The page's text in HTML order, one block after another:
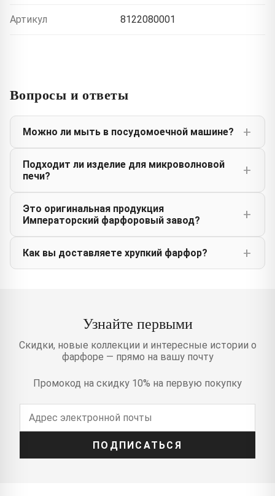
Артикул 8122080001
Вопросы и ответы
Можно ли мыть в посудомоечной машине?
Подходит ли изделие для микроволновой
печи?
Это оригинальная продукция
Императорский фарфоровый завод?
Как вы доставляете хрупкий фарфор?
Узнайте первыми
Скидки, новые коллекции и интересные истории о
фарфоре — прямо на вашу почту
Промокод на скидку 10% на первую покупку
ПОДПИСАТЬСЯ